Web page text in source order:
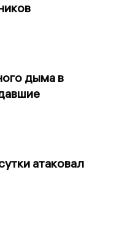
дыма в
атаковал